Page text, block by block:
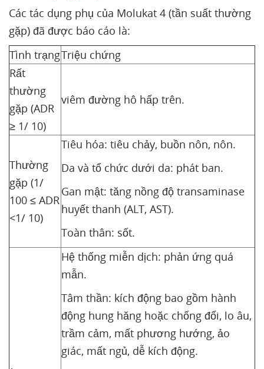
Các tác dụng phụ của Molukat 4 (tần suất thường
gặp) đã được báo cáo là:
Tình trạngTriệu chứng
Rất
thường
gặp (ADR
≥ 1/ 10)
viêm đường hô hấp trên.
Thường
gặp (1/
100 ≤ ADR
<1/ 10)
Tiêu hóa: tiêu chảy, buồn nôn, nôn.
Da và tổ chức dưới da: phát ban.
Gan mật: tăng nồng độ transaminase
huyết thanh (ALT, AST).
Toàn thân: sốt.
Hệ thống miễn dịch: phản ứng quá
mẫn.
Tâm thần: kích động bao gồm hành
động hung hăng hoặc chống đối, lo âu,
trầm cảm, mất phương hướng, ảo
giác, mất ngủ, dễ kích động.